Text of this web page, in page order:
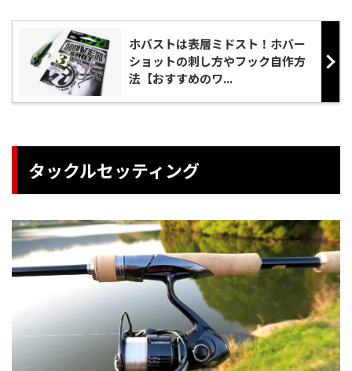
ホバストは表層ミドスト！ホバー
ショットの刺し方やフック自作方
法【おすすめのワ...
タックルセッティング